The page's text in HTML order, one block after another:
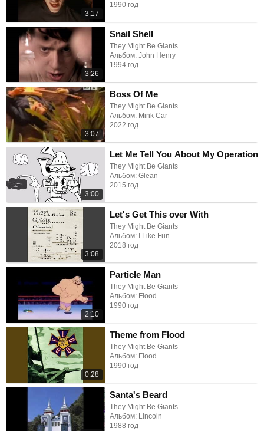
3:17
1990 год
3:26
Snail Shell
They Might Be Giants
Альбом: John Henry
1994 год
3:07
Boss Of Me
They Might Be Giants
Альбом: Mink Car
2022 год
3:00
Let Me Tell You About My Operation
They Might Be Giants
Альбом: Glean
2015 год
3:08
Let's Get This over With
They Might Be Giants
Альбом: I Like Fun
2018 год
2:10
Particle Man
They Might Be Giants
Альбом: Flood
1990 год
0:28
Theme from Flood
They Might Be Giants
Альбом: Flood
1990 год
Santa's Beard
They Might Be Giants
Альбом: Lincoln
1988 год